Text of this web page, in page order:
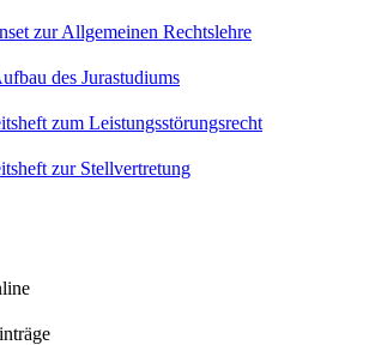
zur Allgemeinen Rechtslehre
des Jurastudiums
zum Leistungsstörungsrecht
zur Stellvertretung